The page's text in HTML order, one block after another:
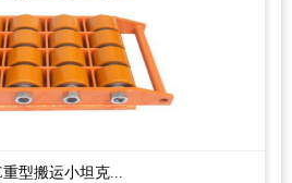
重型搬运小坦克...